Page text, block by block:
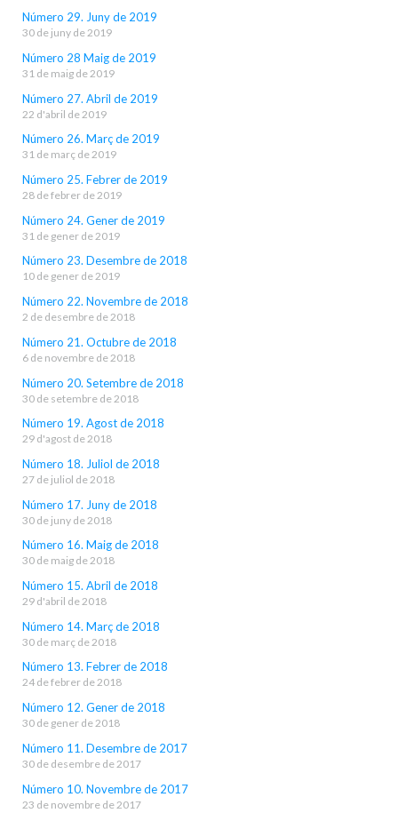
Número 29. Juny de 2019
30 de juny de 2019
Número 28 Maig de 2019
31 de maig de 2019
Número 27. Abril de 2019
22 d'abril de 2019
Número 26. Març de 2019
31 de març de 2019
Número 25. Febrer de 2019
28 de febrer de 2019
Número 24. Gener de 2019
31 de gener de 2019
Número 23. Desembre de 2018
10 de gener de 2019
Número 22. Novembre de 2018
2 de desembre de 2018
Número 21. Octubre de 2018
6 de novembre de 2018
Número 20. Setembre de 2018
30 de setembre de 2018
Número 19. Agost de 2018
29 d'agost de 2018
Número 18. Juliol de 2018
27 de juliol de 2018
Número 17. Juny de 2018
30 de juny de 2018
Número 16. Maig de 2018
30 de maig de 2018
Número 15. Abril de 2018
29 d'abril de 2018
Número 14. Març de 2018
30 de març de 2018
Número 13. Febrer de 2018
24 de febrer de 2018
Número 12. Gener de 2018
30 de gener de 2018
Número 11. Desembre de 2017
30 de desembre de 2017
Número 10. Novembre de 2017
23 de novembre de 2017